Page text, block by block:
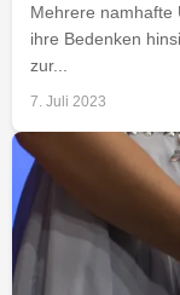
Mehrere namhafte
ihre Bedenken
zur...
7. Juli 2023